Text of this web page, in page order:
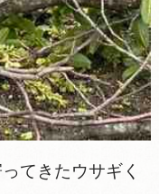
てきたウサギく